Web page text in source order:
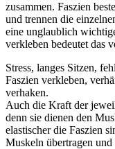
zusammen. Faszien
und trennen die
eine unglaublich
verkleben bedeutet das
Stress, langes Sitzen,
Faszien verkleben,
verhaken.
Auch die Kraft der
denn sie dienen den
elastischer die Faszien
Muskeln übertragen